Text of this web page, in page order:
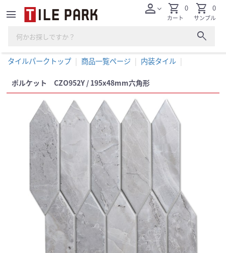
menu
search
personexpand_more shopping_cart
カート
0 shopping_cart
サンプル
0
タイルパークトップ 商品一覧ページ 内装タイル
ポルケット CZO952Y / 195x48mm六角形